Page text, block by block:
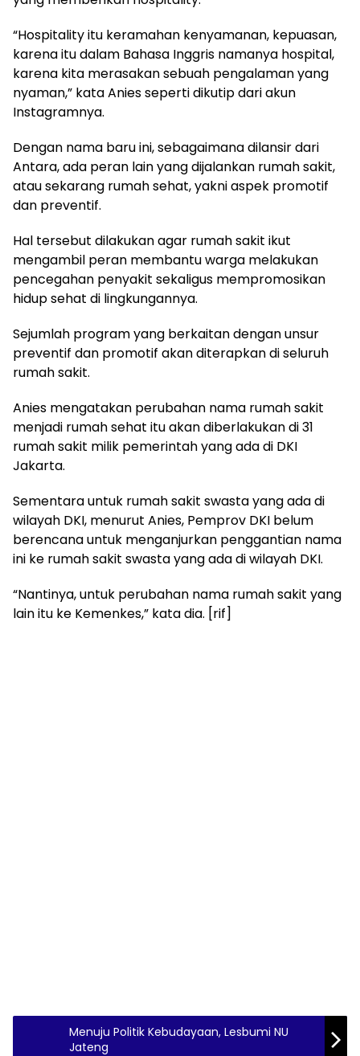
“Hospitality itu keramahan kenyamanan, kepuasan,
karena itu dalam Bahasa Inggris namanya hospital,
karena kita merasakan sebuah pengalaman yang
nyaman,” kata Anies seperti dikutip dari akun
Instagramnya.
Dengan nama baru ini, sebagaimana dilansir dari
Antara, ada peran lain yang dijalankan rumah sakit,
atau sekarang rumah sehat, yakni aspek promotif
dan preventif.
Hal tersebut dilakukan agar rumah sakit ikut
mengambil peran membantu warga melakukan
pencegahan penyakit sekaligus mempromosikan
hidup sehat di lingkungannya.
Sejumlah program yang berkaitan dengan unsur
preventif dan promotif akan diterapkan di seluruh
rumah sakit.
Anies mengatakan perubahan nama rumah sakit
menjadi rumah sehat itu akan diberlakukan di 31
rumah sakit milik pemerintah yang ada di DKI
Jakarta.
Sementara untuk rumah sakit swasta yang ada di
wilayah DKI, menurut Anies, Pemprov DKI belum
berencana untuk menganjurkan penggantian nama
ini ke rumah sakit swasta yang ada di wilayah DKI.
“Nantinya, untuk perubahan nama rumah sakit yang
lain itu ke Kemenkes,” kata dia. [rif]
Menuju Politik Kebudayaan, Lesbumi NU
Jateng